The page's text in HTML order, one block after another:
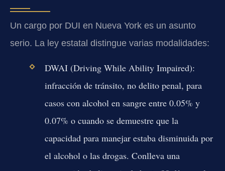
Un cargo por DUI en Nueva York es un asunto
serio. La ley estatal distingue varias modalidades:
DWAI (Driving While Ability Impaired):
infracción de tránsito, no delito penal, para
casos con alcohol en sangre entre 0.05% y
0.07% o cuando se demuestre que la
capacidad para manejar estaba disminuida por
el alcohol o las drogas. Conlleva una